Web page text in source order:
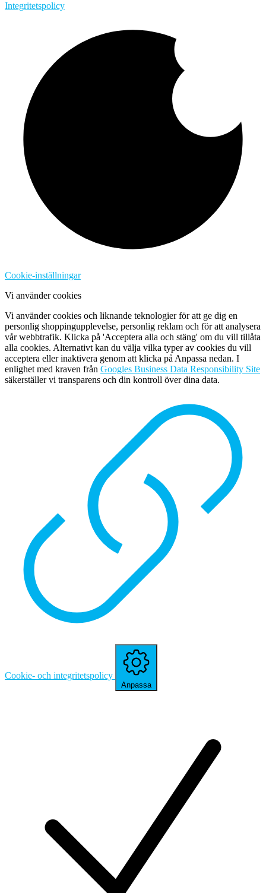
Integritetspolicy
Cookie-inställningar
Vi använder cookies
Vi använder cookies och liknande teknologier för att ge dig en
personlig shoppingupplevelse, personlig reklam och för att analysera
vår webbtrafik. Klicka på 'Acceptera alla och stäng' om du vill tillåta
alla cookies. Alternativt kan du välja vilka typer av cookies du vill
acceptera eller inaktivera genom att klicka på Anpassa nedan. I
enlighet med kraven från Googles Business Data Responsibility Site
säkerställer vi transparens och din kontroll över dina data.
Cookie- och integritetspolicy
Anpassa